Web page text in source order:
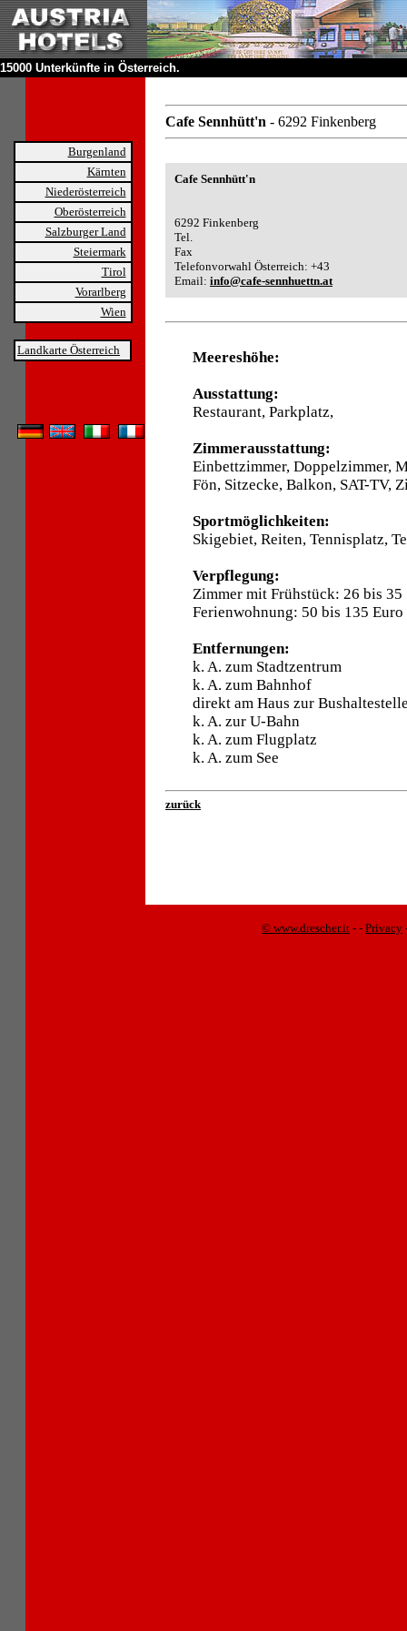
15000 Unterkünfte in Österreich.
Burgenland
Kärnten
Niederösterreich
Oberösterreich
Salzburger Land
Steiermark
Tirol
Vorarlberg
Wien
Landkarte Österreich
Cafe Sennhütt'n - 6292 Finkenberg
Cafe Sennhütt'n
6292 Finkenberg
Tel.
Fax
Telefonvorwahl Österreich: +43
Email: info@cafe-sennhuettn.at
Meereshöhe:
Ausstattung:
Restaurant, Parkplatz,
Zimmerausstattung:
Einbettzimmer, Doppelzimmer,
Fön, Sitzecke, Balkon, SAT-TV,
Sportmöglichkeiten:
Skigebiet, Reiten, Tennisplatz,
Verpflegung:
Zimmer mit Frühstück: 26 bis 35
Ferienwohnung: 50 bis 135
Entfernungen:
k. A. zum Stadtzentrum
k. A. zum Bahnhof
direkt am Haus zur
k. A. zur U-Bahn
k. A. zum Flugplatz
k. A. zum See
zurück
© www.drescher.it - - Privacy